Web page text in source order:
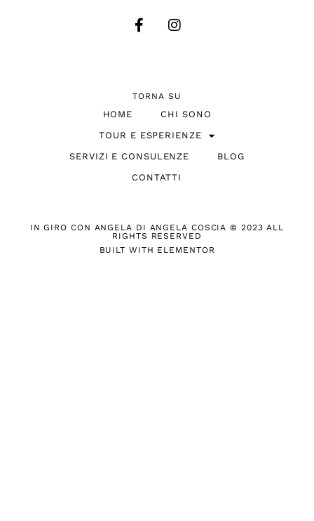
TORNA SU
HOME
CHI SONO
TOUR E ESPERIENZE
SERVIZI E CONSULENZE
BLOG
CONTATTI
IN GIRO CON ANGELA DI ANGELA COSCIA © 2023 ALL
RIGHTS RESERVED
BUILT WITH ELEMENTOR